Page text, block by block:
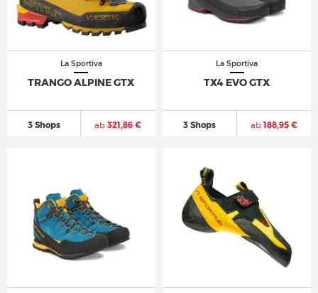
La Sportiva
TRANGO ALPINE GTX
3 Shops ab 321,86 €
La Sportiva
TX4 EVO GTX
3 Shops ab188,95 €